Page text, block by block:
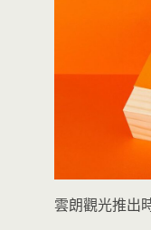
雲朗觀光推出